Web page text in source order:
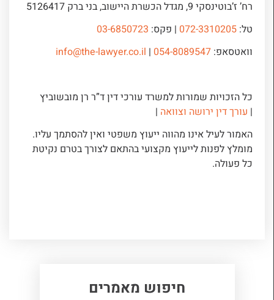
רח’ ז’בוטינסקי 9, מגדל הכשרת היישוב, בני ברק 5126417
טל: 072-3310205 | פקס: 03-6850723
וואטסאפ: 054-8089547
|
info@the-lawyer.co.il
כל הזכויות שמורות למשרד עורכי דין ד”ר רן מובשוביץ
| עורך דין ירושה וצוואה |
האמור לעיל אינו מהווה ייעוץ משפטי ואין להסתמך עליו.
מומלץ לפנות לייעוץ מקצועי בהתאם לצורך בטרם נקיטת
כל פעולה.
חיפוש מאמרים